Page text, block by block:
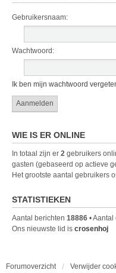
Gebruikersnaam:
Wachtwoord:
Ik ben mijn wachtwoord
WIE IS ER ONLINE
In totaal zijn er 2 gebruikers
gasten (gebaseerd op actieve
Het grootste aantal gebruikers
STATISTIEKEN
Aantal berichten 18886 •
Ons nieuwste lid is crosenhoj
Forumoverzicht Verwijder